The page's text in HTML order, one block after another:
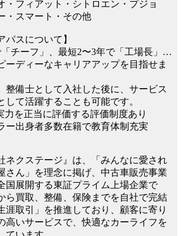
・フィアット・シトロエン・プジョ
・スマート・その他
パスについて】
チーフ」、最短2〜3年で「工場長」…
ーディーなキャリアアップを目指せま
整備士として入社した後に、サービス
して活躍することも可能です。
を正当に評価する評価制度あり
ー出身者多数在籍で教育体制充実
ネクステージ』は、「みんなに愛され
さん」を理念に掲げ、中古車販売事業
国展開する東証プライム上場企業で
ら買取、整備、保険までを自社で完結
涯取引」を推進しており、顧客に寄り
高いサービスで、快適なカーライフを